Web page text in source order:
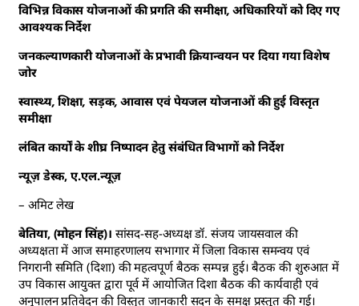
विभिन्न विकास योजनाओं की प्रगति की समीक्षा, अधिकारियों को दिए गए
आवश्यक निर्देश
जनकल्याणकारी योजनाओं के प्रभावी क्रियान्वयन पर दिया गया विशेष
जोर
स्वास्थ्य, शिक्षा, सड़क, आवास एवं पेयजल योजनाओं की हुई विस्तृत
समीक्षा
लंबित कार्यों के शीघ्र निष्पादन हेतु संबंधित विभागों को निर्देश
न्यूज़ डेस्क, ए.एल.न्यूज़
– अमिट लेख
बेतिया, (मोहन सिंह)। सांसद-सह-अध्यक्ष डॉ. संजय जायसवाल की
अध्यक्षता में आज समाहरणालय सभागार में जिला विकास समन्वय एवं
निगरानी समिति (दिशा) की महत्वपूर्ण बैठक सम्पन्न हुई। बैठक की शुरुआत में
उप विकास आयुक्त द्वारा पूर्व में आयोजित दिशा बैठक की कार्यवाही एवं
अनुपालन प्रतिवेदन की विस्तृत जानकारी सदन के समक्ष प्रस्तुत की गई।